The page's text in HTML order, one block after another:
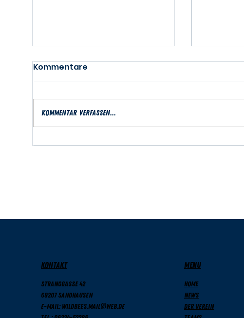
Ferienauftakt in
Na?
Kommentare
Kommentar verfassen...
KONTAKT
Stranggasse 42
69207 Sandhausen
E-Mail: wildbees.mail@web.de
MENU
Home
News
Der Verein